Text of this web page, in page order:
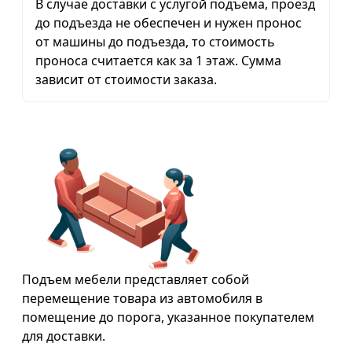
В случае доставки с услугой подъема, проезд
до подъезда не обеспечен и нужен пронос
от машины до подъезда, то стоимость
проноса считается как за 1 этаж. Сумма
зависит от стоимости заказа.
Подъем мебели представляет собой
перемещение товара из автомобиля в
помещение до порога, указанное покупателем
для доставки.